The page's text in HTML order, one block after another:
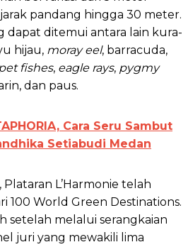
pandang hingga 30 meter.
dapat ditemui antara lain kura-
hijau, moray eel, barracuda,
fishes, eagle rays, pygmy
dan paus.
Cara Seru Sambut
Setiabudi Medan
L’Harmonie telah
100 World Green Destinations.
setelah melalui serangkaian
juri yang mewakili lima